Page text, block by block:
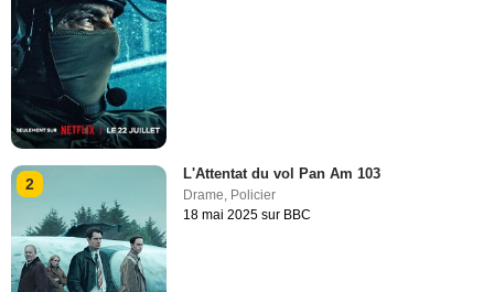
2
L'Attentat du vol Pan Am 103
Drame, Policier
18 mai 2025 sur BBC